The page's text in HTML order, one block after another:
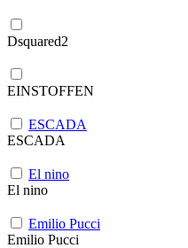
Dsquared2
EINSTOFFEN
ESCADA
ESCADA
El nino
El nino
Emilio Pucci
Emilio Pucci